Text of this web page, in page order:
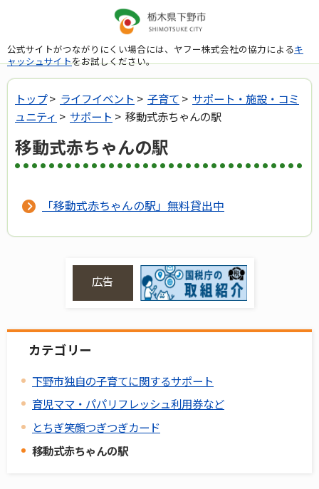
公式サイトがつながりにくい場合には、ヤフー株式会社の協力によるキ
ャッシュサイトをお試しください。
トップ> ライフイベント > 子育て > サポート・施設・コミ
ュニティ > サポート > 移動式赤ちゃんの駅
移動式赤ちゃんの駅
「移動式赤ちゃんの駅」無料貸出中
広告
カテゴリー
下野市独自の子育てに関するサポート
育児ママ・パパリフレッシュ利用券など
とちぎ笑顔つぎつぎカード
移動式赤ちゃんの駅